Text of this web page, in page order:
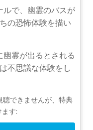
ルで、幽霊のバスが
の恐怖体験を描い
霊が出るとされる
不思議な体験をし
できませんが、特典
す: